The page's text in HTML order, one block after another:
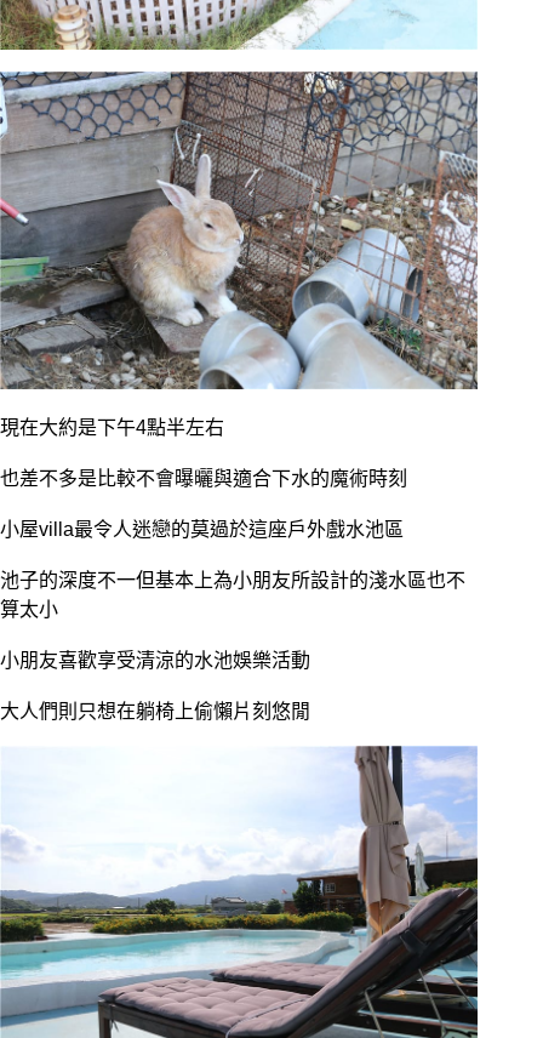
現在大約是下午4點半左右
也差不多是比較不會曝曬與適合下水的魔術時刻
小屋villa最令人迷戀的莫過於這座戶外戲水池區
池子的深度不一但基本上為小朋友所設計的淺水區也不
算太小
小朋友喜歡享受清涼的水池娛樂活動
大人們則只想在躺椅上偷懶片刻悠閒